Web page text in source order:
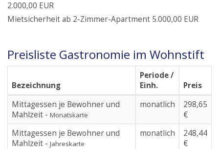
2.000,00 EUR
Mietsicherheit ab 2-Zimmer-Apartment 5.000,00 EUR
Preisliste Gastronomie im Wohnstift
Bezeichnung
Periode /
Einh.
Preis
Mittagessen je Bewohner und
Mahlzeit - Monatskarte
monatlich
298,65
€
Mittagessen je Bewohner und
Mahlzeit - Jahreskarte
monatlich
248,44
€